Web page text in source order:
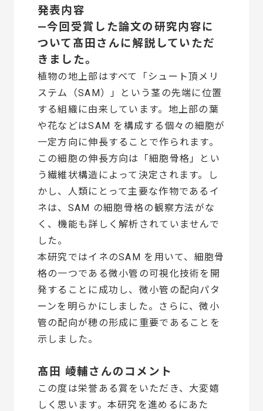
発表内容
—今回受賞した論文の研究内容に
ついて髙田さんに解説していただ
きました。
植物の地上部はすべて「シュート頂メリ
ステム（SAM）」という茎の先端に位置
する組織に由来しています。地上部の葉
や花などはSAM を構成する個々の細胞が
一定方向に伸長することで作られます。
この細胞の伸長方向は「細胞骨格」とい
う繊維状構造によって決定されます。し
かし、人類にとって主要な作物であるイ
ネは、SAM の細胞骨格の観察方法がな
く、機能も詳しく解析されていませんで
した。
本研究ではイネのSAM を用いて、細胞骨
格の一つである微小管の可視化技術を開
発することに成功し、微小管の配向パタ
ーンを明らかにしました。さらに、微小
管の配向が穂の形成に重要であることを
示しました。
髙田 崚輔さんのコメント
この度は栄誉ある賞をいただき、大変嬉
しく思います。本研究を進めるにあた